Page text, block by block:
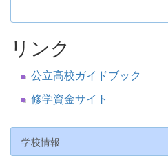
リンク
公立高校ガイドブック
修学資金サイト
学校情報